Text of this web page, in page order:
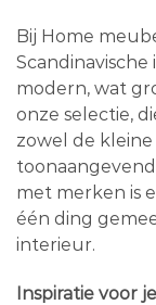
Bij Home
modern, wat
onze selectie,
zowel de
met merken is
één ding
interieur.
Inspiratie voor